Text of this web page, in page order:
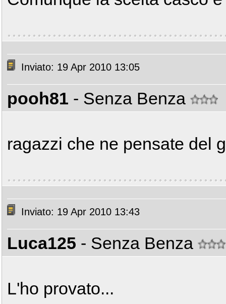
Inviato: 19 Apr 2010 13:05
pooh81 - Senza Benza
ragazzi che ne pensate del
Inviato: 19 Apr 2010 13:43
Luca125 - Senza Benza
L'ho provato...